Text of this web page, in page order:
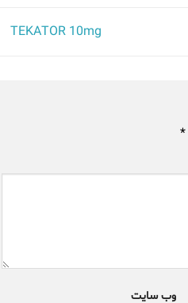
TEKATOR 10mg
*
وب‌ سایت